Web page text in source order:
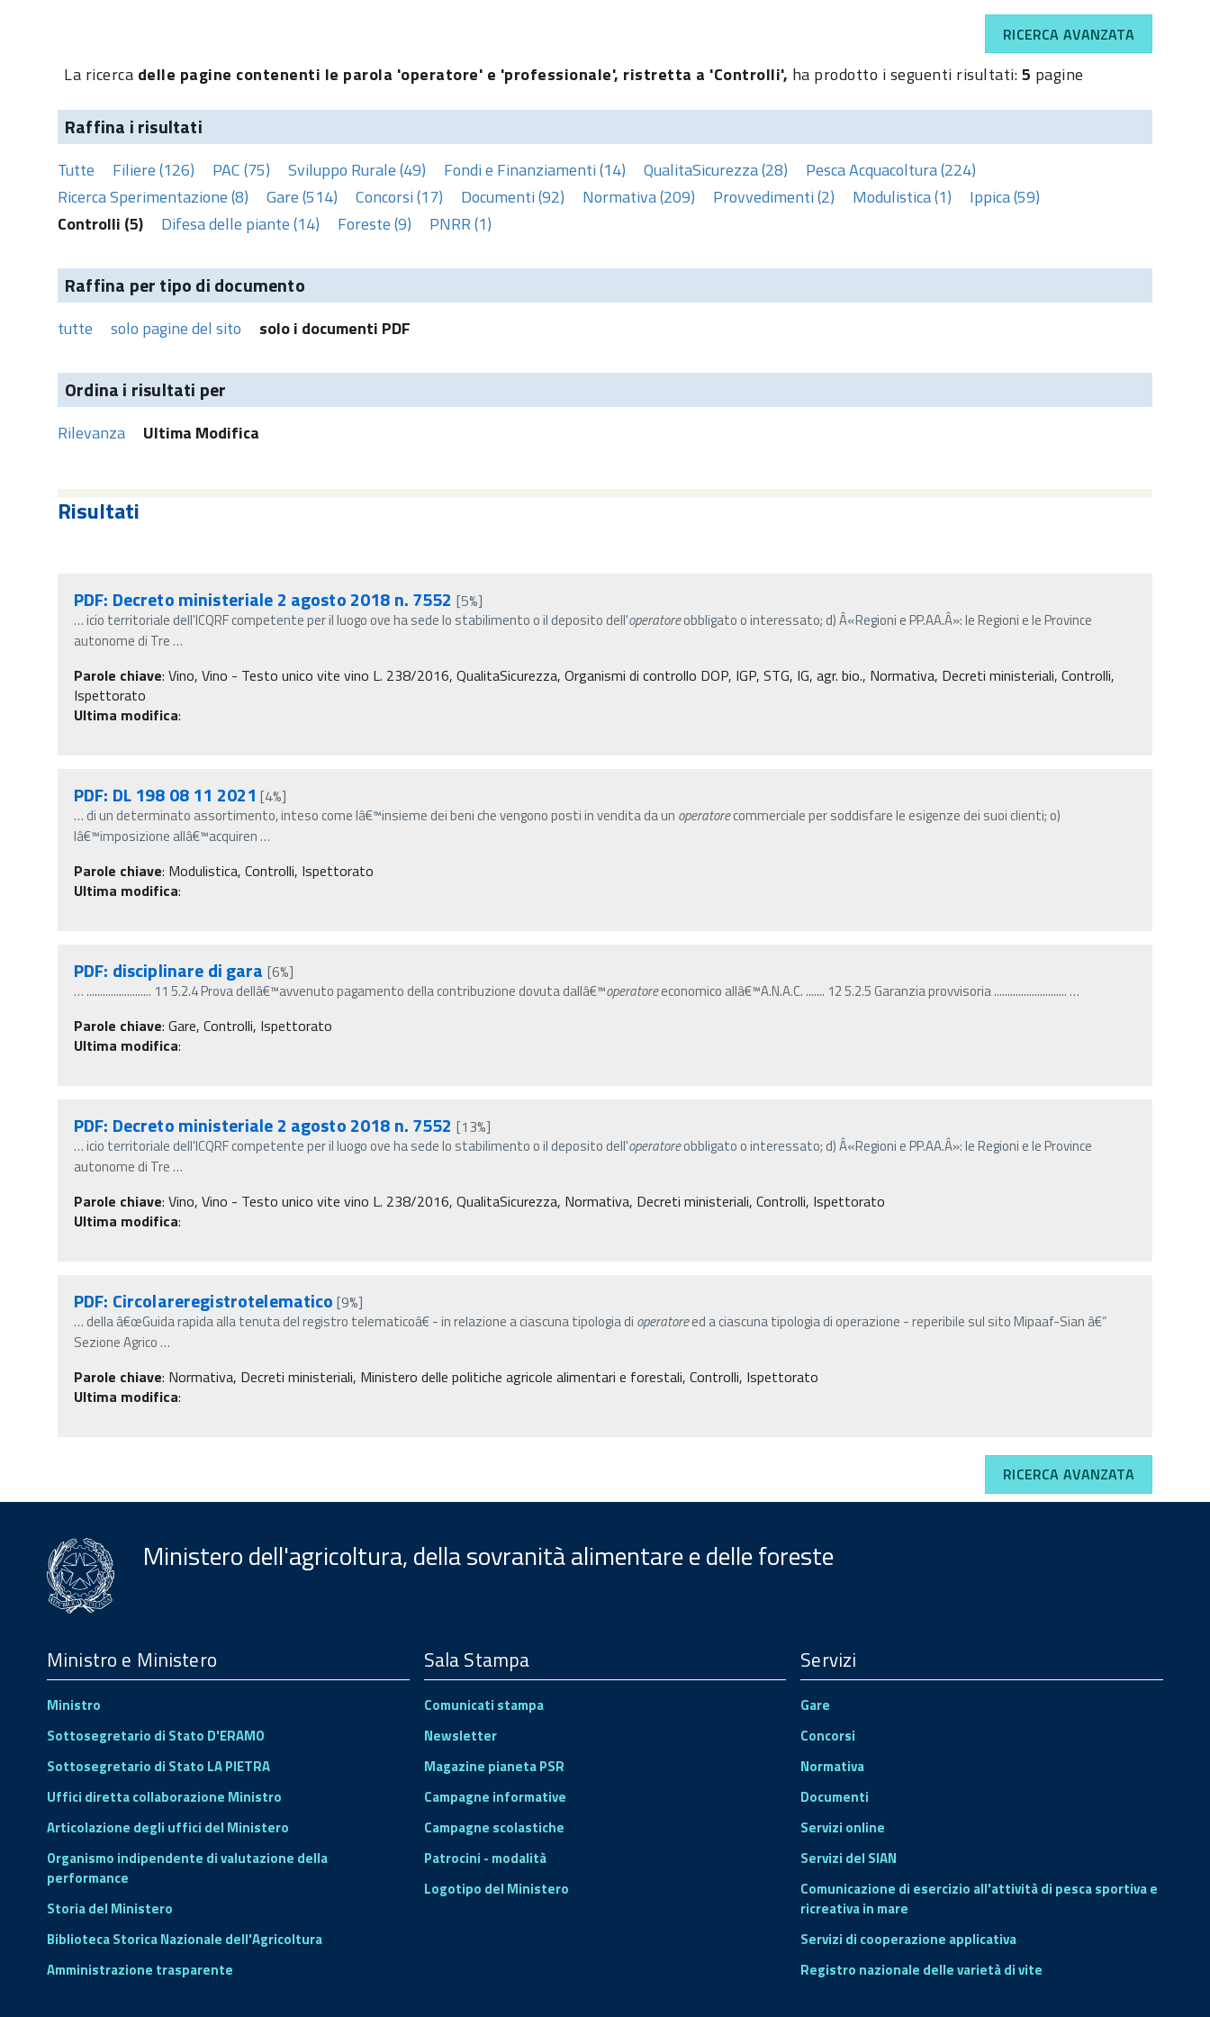
RICERCA AVANZATA
La ricerca delle pagine contenenti le parola 'operatore' e 'professionale', ristretta a 'Controlli', ha prodotto i seguenti risultati:5 pagine
Raffina i risultati
Tutte Filiere (126) PAC (75) Sviluppo Rurale (49) Fondi e Finanziamenti (14) QualitaSicurezza (28)
Pesca Acquacoltura (224)
Ricerca Sperimentazione (8)
Gare (514) Concorsi (17) Documenti (92) Normativa (209) Provvedimenti (2) Modulistica (1)
Ippica (59)
Controlli (5)
Difesa delle piante (14) Foreste (9) PNRR (1)
Raffina per tipo di documento
tutte solo pagine del sito solo i documenti PDF
Ordina i risultati per
Rilevanza Ultima Modifica
Risultati
PDF: Decreto ministeriale 2 agosto 2018 n. 7552 [5%]
…icio territoriale dell'ICQRF competente per il luogo ove ha sede lo stabilimento o il deposito dell'operatoreobbligato o interessato; d) Â«Regioni e PP.AA.Â»: le Regioni e le Province
autonome di Tre…
Parole chiave: Vino, Vino - Testo unico vite vino L. 238/2016, QualitaSicurezza, Organismi di controllo DOP, IGP, STG, IG, agr. bio., Normativa, Decreti ministeriali, Controlli,
Ispettorato
Ultima modifica:
PDF: DL 198 08 11 2021 [4%]
…di un determinato assortimento, inteso come lâ€™insieme dei beni che vengono posti in vendita da un operatorecommerciale per soddisfare le esigenze dei suoi clienti; o)
lâ€™imposizione allâ€™acquiren…
Parole chiave: Modulistica, Controlli, Ispettorato
Ultima modifica:
PDF: disciplinare di gara [6%]
…........................ 11 5.2.4 Prova dellâ€™avvenuto pagamento della contribuzione dovuta dallâ€™operatoreeconomico allâ€™A.N.A.C. ....... 12 5.2.5 Garanzia provvisoria ...........................…
Parole chiave: Gare, Controlli, Ispettorato
Ultima modifica:
PDF: Decreto ministeriale 2 agosto 2018 n. 7552 [13%]
…icio territoriale dell'ICQRF competente per il luogo ove ha sede lo stabilimento o il deposito dell'operatoreobbligato o interessato; d) Â«Regioni e PP.AA.Â»: le Regioni e le Province
autonome di Tre…
Parole chiave: Vino, Vino - Testo unico vite vino L. 238/2016, QualitaSicurezza, Normativa, Decreti ministeriali, Controlli, Ispettorato
Ultima modifica:
PDF: Circolareregistrotelematico [9%]
…della â€œGuida rapida alla tenuta del registro telematicoâ€ - in relazione a ciascuna tipologia di operatoreed a ciascuna tipologia di operazione - reperibile sul sito Mipaaf-Sian â€“
Sezione Agrico…
Parole chiave: Normativa, Decreti ministeriali, Ministero delle politiche agricole alimentari e forestali, Controlli, Ispettorato
Ultima modifica:
RICERCA AVANZATA
Ministero dell'agricoltura, della sovranità alimentare e delle foreste
Menu
Footer
Ministro e Ministero
Ministro
Sottosegretario di Stato D'ERAMO
Sottosegretario di Stato LA PIETRA
Uffici diretta collaborazione Ministro
Articolazione degli uffici del Ministero
Organismo indipendente di valutazione della
performance
Storia del Ministero
Biblioteca Storica Nazionale dell'Agricoltura
Amministrazione trasparente
Sala Stampa
Comunicati stampa
Newsletter
Magazine pianeta PSR
Campagne informative
Campagne scolastiche
Patrocini - modalità
Logotipo del Ministero
Servizi
Gare
Concorsi
Normativa
Documenti
Servizi online
Servizi del SIAN
Comunicazione di esercizio all'attività di pesca sportiva e
ricreativa in mare
Servizi di cooperazione applicativa
Registro nazionale delle varietà di vite